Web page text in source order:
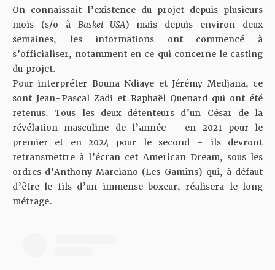
On connaissait l’existence du projet depuis plusieurs
mois (s/o à Basket USA) mais depuis environ deux
semaines, les informations ont commencé à
s’officialiser, notamment en ce qui concerne le casting
du projet.
Pour interpréter Bouna Ndiaye et Jérémy Medjana, ce
sont Jean-Pascal Zadi et Raphaël Quenard qui ont été
retenus. Tous les deux détenteurs d’un César de la
révélation masculine de l’année – en 2021 pour le
premier et en 2024 pour le second – ils devront
retransmettre à l’écran cet American Dream, sous les
ordres d’Anthony Marciano (Les Gamins) qui, à défaut
d’être le fils d’un immense boxeur, réalisera le long
métrage.